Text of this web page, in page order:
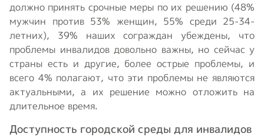
должно принять срочные меры по их решению (48%
мужчин против 53% женщин, 55% среди 25-34-
летних), 39% наших сограждан убеждены, что
проблемы инвалидов довольно важны, но сейчас у
страны есть и другие, более острые проблемы, и
всего 4% полагают, что эти проблемы не являются
актуальными, а их решение можно отложить на
длительное время.
Доступность городской среды для инвалидов